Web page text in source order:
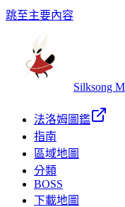
跳至主要內容
Silksong
法洛姆圖鑑
指南
區域地圖
分類
BOSS
下載地圖